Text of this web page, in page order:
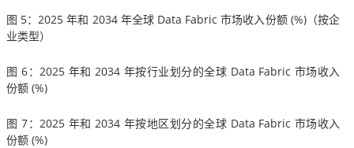
图 5：2025 年和 2034 年全球 Data Fabric 市场收入份额 (%)（按企
业类型）
图 6：2025 年和 2034 年按行业划分的全球 Data Fabric 市场收入
份额 (%)
图 7：2025 年和 2034 年按地区划分的全球 Data Fabric 市场收入
份额 (%)